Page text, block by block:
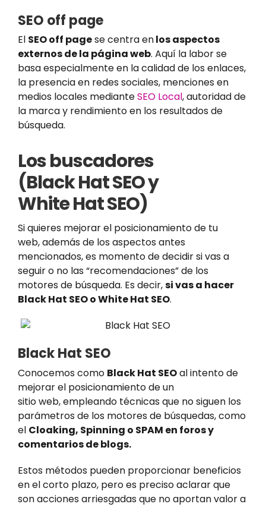
SEO off page
El SEO off pagese centra enlos aspectos
externos de la página web. Aquí la labor se
basa especialmente en la calidad de los enlaces,
la presencia en redes sociales, menciones en
medios locales medianteSEO Local, autoridad de
la marca y rendimiento en los resultados de
búsqueda.
Los buscadores
(Black Hat SEO y
White Hat SEO)
Si quieres mejorar el posicionamiento de tu
web, además de los aspectos antes
mencionados, es momento de decidir si vas a
seguir o no las “recomendaciones” de los
motores de búsqueda. Es decir,si vas a hacer
Black Hat SEO o White Hat SEO.
Black Hat SEO
Conocemos como Black Hat SEOal intento de
mejorar el posicionamiento de un
sitio web, empleando técnicas que no siguen los
parámetros de los motores de búsquedas, como
el Cloaking, Spinning o SPAM en foros y
comentarios de blogs.
Estos métodos pueden proporcionar beneficios
en el corto plazo, pero es preciso aclarar que
son acciones arriesgadas que no aportan valor a